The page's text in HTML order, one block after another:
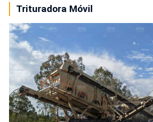
Trituradora Móvil